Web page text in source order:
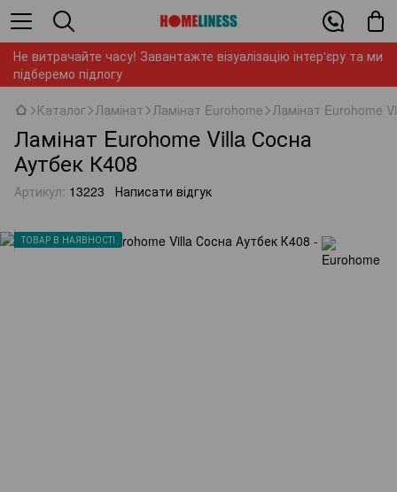
Не витрачайте часу! Завантажте візуалізацію інтер'єру та ми
підберемо підлогу
Каталог Ламінат Ламінат Eurohome Ламінат Eurohome
Ламінат Eurohome Villa Сосна
Аутбек К408
Артикул: 13223 Написати відгук
ТОВАР В НАЯВНОСТІ